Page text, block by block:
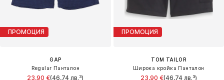
ПРОМОЦИЯ
GAP
Regular Панталон
23,90 €(46,74 лв.³)
ПРОМОЦИЯ
TOM TAILOR
Широка кройка Панталон
23,90 €(46,74 лв.³)